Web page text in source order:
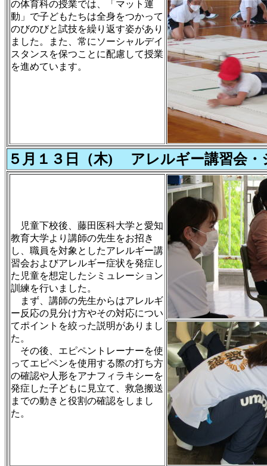
の体育科の授業では、「マット運
動」で子どもたちは全身をつかって
のびのびと試技を繰り返す姿があり
ました。また、常にソーシャルデイ
スタンスを保つことに配慮して授業
を進めています。
５月１３日（木) アレルギー講習会・
児童下校後、藤田医科大学と愛知
教育大学より講師の先生をお招き
し、職員を対象としたアレルギー講
習会およびアレルギー症状を発症し
た児童を想定したシミュレーション
訓練を行いました。
まず、講師の先生からはアレルギ
ー反応の見分け方やその対応につい
てポイントを絞った説明がありまし
た。
その後、エピペントレーナーを使
ってエピペンを使用する際の打ち方
の確認や人形をアナフィラキシーを
発症した子どもに見立て、救急搬送
までの動きと役割の確認をしまし
た。